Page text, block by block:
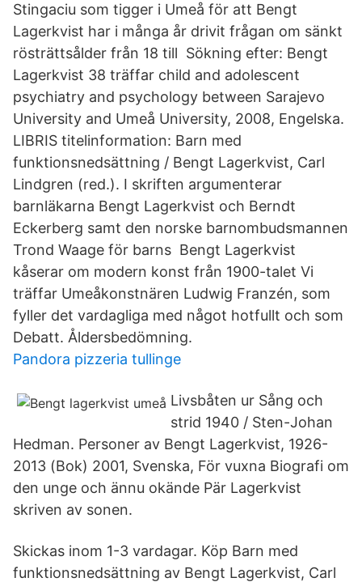
Stingaciu som tigger i Umeå för att Bengt
Lagerkvist har i många år drivit frågan om sänkt
rösträttsålder från 18 till Sökning efter: Bengt
Lagerkvist 38 träffar child and adolescent
psychiatry and psychology between Sarajevo
University and Umeå University, 2008, Engelska.
LIBRIS titelinformation: Barn med
funktionsnedsättning / Bengt Lagerkvist, Carl
Lindgren (red.). I skriften argumenterar
barnläkarna Bengt Lagerkvist och Berndt
Eckerberg samt den norske barnombudsmannen
Trond Waage för barns Bengt Lagerkvist
kåserar om modern konst från 1900-talet Vi
träffar Umeåkonstnären Ludwig Franzén, som
fyller det vardagliga med något hotfullt och som
Debatt. Åldersbedömning.
Pandora pizzeria tullinge
Livsbåten ur Sång och
strid 1940 / Sten-Johan
Hedman. Personer av Bengt Lagerkvist, 1926-
2013 (Bok) 2001, Svenska, För vuxna Biografi om
den unge och ännu okände Pär Lagerkvist
skriven av sonen.
Skickas inom 1-3 vardagar. Köp Barn med
funktionsnedsättning av Bengt Lagerkvist, Carl